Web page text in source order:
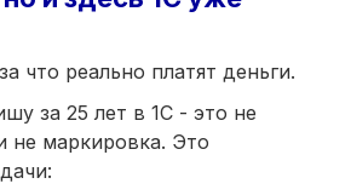
что реально платят деньги.
за 25 лет в 1С - это не
не маркировка. Это